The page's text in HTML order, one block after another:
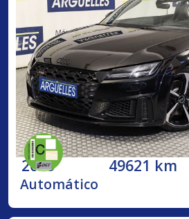
2023 49621 km
Automático